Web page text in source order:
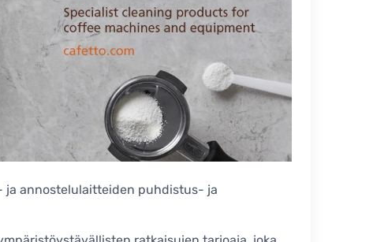
ja annostelulaitteiden puhdistus- ja